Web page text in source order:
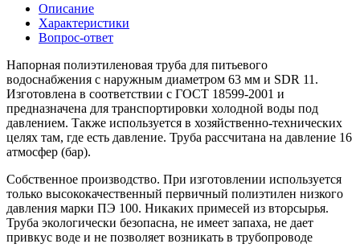
Описание
Характеристики
Вопрос-ответ
Напорная полиэтиленовая труба для питьевого
водоснабжения с наружным диаметром 63 мм и SDR 11.
Изготовлена в соответствии с ГОСТ 18599-2001 и
предназначена для транспортировки холодной воды под
давлением. Также используется в хозяйственно-технических
целях там, где есть давление. Труба рассчитана на давление 16
атмосфер (бар).
Собственное производство. При изготовлении используется
только высококачественный первичный полиэтилен низкого
давления марки ПЭ 100. Никаких примесей из вторсырья.
Труба экологически безопасна, не имеет запаха, не дает
привкус воде и не позволяет возникать в трубопроводе